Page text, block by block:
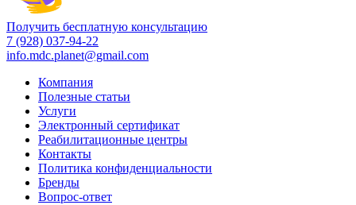
Получить бесплатную консультацию
7 (928) 037-94-22
info.mdc.planet@gmail.com
Компания
Полезные статьи
Услуги
Электронный сертификат
Реабилитационные центры
Контакты
Политика конфиденциальности
Бренды
Вопрос-ответ